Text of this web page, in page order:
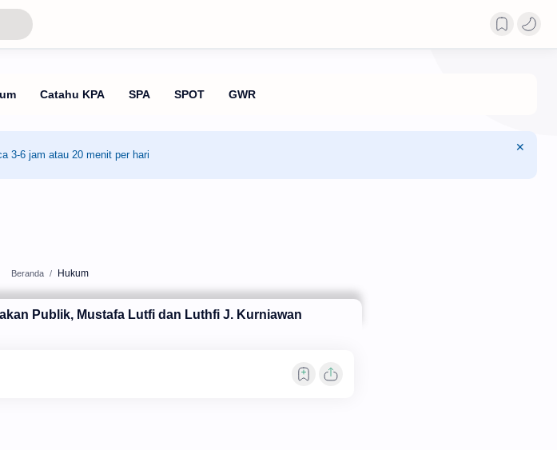
3-6 jam atau 20 menit per hari
Beranda Hukum
Publik, Mustafa Lutfi dan Luthfi J. Kurniawan